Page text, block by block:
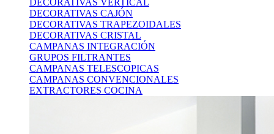
DECORATIVAS VERTICAL
DECORATIVAS CAJÓN
DECORATIVAS TRAPEZOIDALES
DECORATIVAS CRISTAL
CAMPANAS INTEGRACIÓN
GRUPOS FILTRANTES
CAMPANAS TELESCOPICAS
CAMPANAS CONVENCIONALES
EXTRACTORES COCINA